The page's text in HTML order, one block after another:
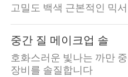
고밀도 백색 근본적인 믹
중간 질 메이크업 솔
호화스러운 빛나는 까만
장비를 솔질합니다